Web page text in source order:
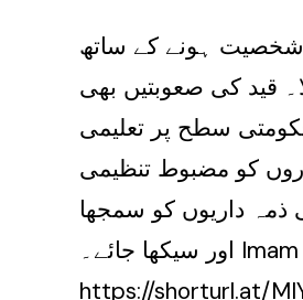
شخصیت ہونے کے ساتھ
قید کی صعوبتیں بھی
سطح پر تعلیمی
کو مضبوط تنظیمی
داریوں کو سمجھا
اور سیکھا جائے۔ Imam Raza (a.s) ki Nazar Mein Aik Muntazim ki Hesiyat, Ahmiyat aur Faraiz || Syed Imtiaz Ali Rizvi ٖFull Topic Link:
https://shorturl.at/